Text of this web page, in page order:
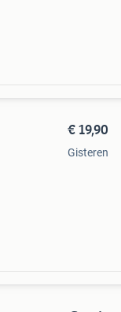
€ 19,90
Gisteren